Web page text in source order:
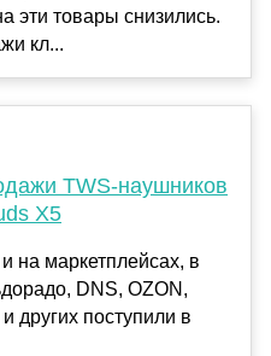
эти товары снизились.
кл...
TWS-наушников
X5
на маркетплейсах, в
DNS, OZON,
других поступили в